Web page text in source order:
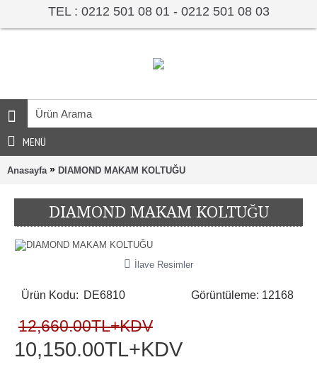
TEL : 0212 501 08 01 - 0212 501 08 03
MENÜ
Anasayfa » DIAMOND MAKAM KOLTUĞU
DIAMOND MAKAM KOLTUĞU
İlave Resimler
Görüntüleme: 12168
Ürün Kodu: DE6810
12,660.00TL+KDV
10,150.00TL+KDV